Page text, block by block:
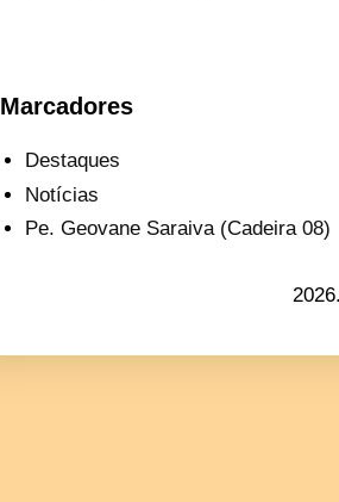
Marcadores
Destaques
Notícias
Pe. Geovane Saraiva (Cadeira 08)